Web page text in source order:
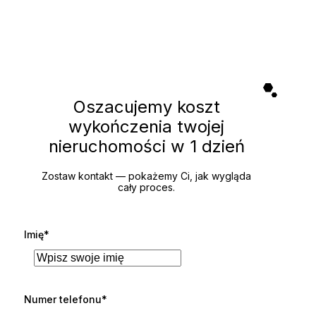
Oszacujemy koszt
wykończenia twojej
nieruchomości w 1 dzień
Zostaw kontakt — pokażemy Ci, jak wygląda
cały proces.
Imię*
Numer telefonu*